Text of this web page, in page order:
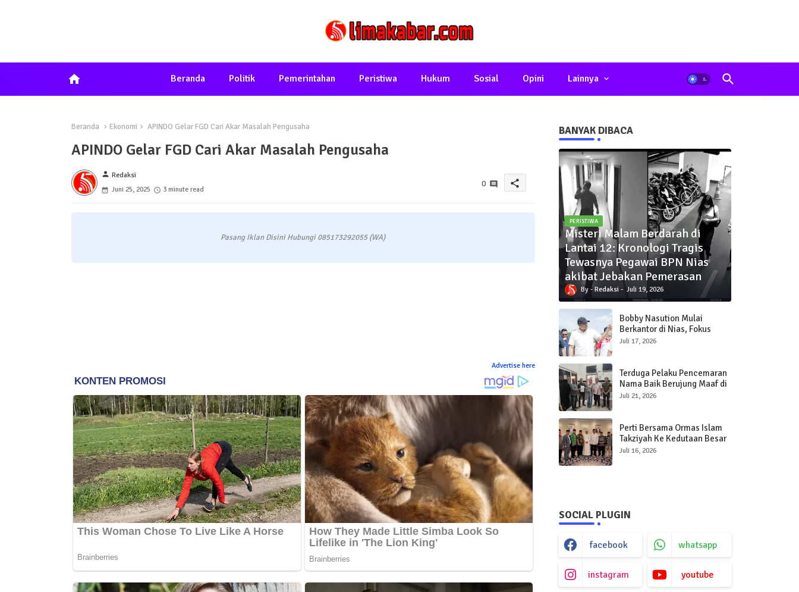
home Beranda Politik Pemerintahan Peristiwa Hukum Sosial Opini Lainnya
Beranda Ekonomi APINDO Gelar FGD Cari Akar Masalah Pengusaha
APINDO Gelar FGD Cari Akar Masalah Pengusaha
person Redaksi
Juni 25, 2025
3 minute read
0 share
Pasang Iklan Disini Hubungi 085173292055 (WA)
Advertise here
BANYAK DIBACA
PERISTIWA
Misteri Malam Berdarah di
Lantai 12: Kronologi Tragis
Tewasnya Pegawai BPN Nias
akibat Jebakan Pemerasan
Redaksi Juli 19, 2026
Bobby Nasution Mulai
Berkantor di Nias, Fokus
Percepat Pembangunan
Juli 17, 2026
Terduga Pelaku Pencemaran
Nama Baik Berujung Maaf di
Polres Sibolga
Juli 21, 2026
Perti Bersama Ormas Islam
Takziyah Ke Kedutaan Besar
Qatar
Juli 16, 2026
SOCIAL PLUGIN
facebook whatsapp
instagram youtube